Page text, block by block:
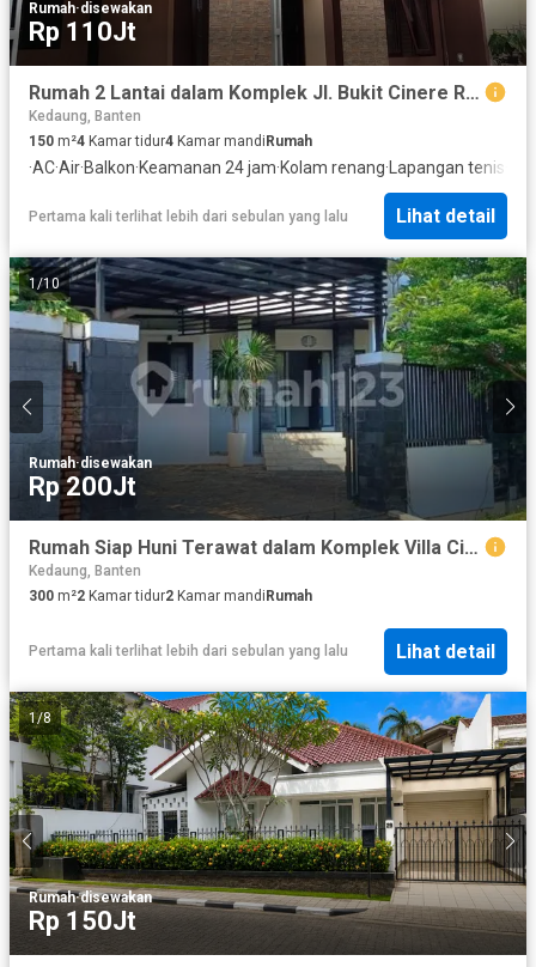
Rumah·disewakan
Rp 110Jt
Rumah 2 Lantai dalam Komplek Jl. Bukit Cinere Raya, Gandul Depok
Kedaung, Banten
150 m²4 Kamar tidur4 Kamar mandi Rumah
·AC·Air·Balkon·Keamanan 24 jam·Kolam renang· Lapangan tenis
Pertama kali terlihat lebih dari sebulan yang lalu Lihat detail
1 /10
Rumah·disewakan
Rp 200Jt
Rumah Siap Huni Terawat dalam Komplek Villa Cinere Mas
Kedaung, Banten
300 m²2 Kamar tidur2 Kamar mandiRumah
Pertama kali terlihat lebih dari sebulan yang lalu Lihat detail
1/8
Rumah·disewakan
Rp 150Jt